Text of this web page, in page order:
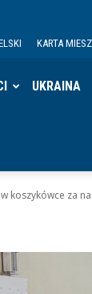
KARTA
UKRAINA
koszykówce za